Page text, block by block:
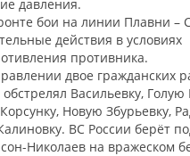
давления.
бои на линии Плавни –
действия в условиях
противника.
двое гражданских
Васильевку,
Новую Збурьевку,
ВС России берёт
Николаев на вражеском